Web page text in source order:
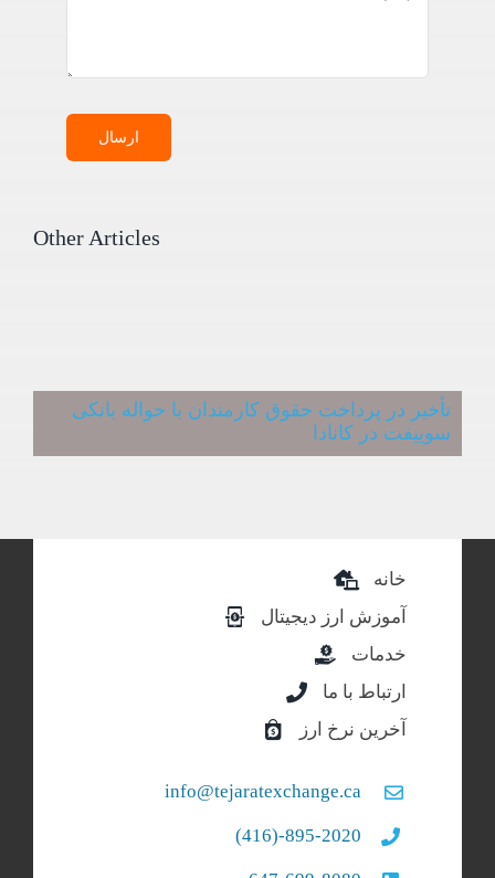
ارسال
Other Articles
تأخیر در پرداخت حقوق کارمندان با حواله بانکی
سوییفت در کانادا
خانه
آموزش ارز دیجیتال
خدمات
ارتباط با ما
آخرین نرخ ارز
info@tejaratexchange.ca
895-2020-(416)